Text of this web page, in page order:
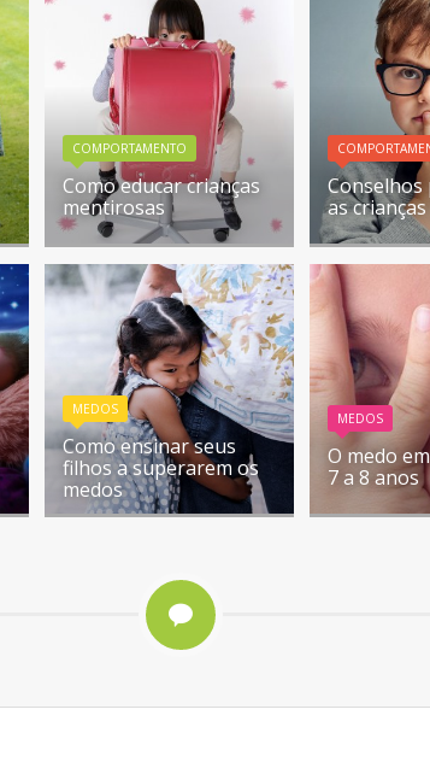
COMPORTAMENTO
Como educar crianças
mentirosas
as
MEDOS
Como ensinar seus
filhos a superarem os
medos
MEDOS
O medo
7 a 8 anos